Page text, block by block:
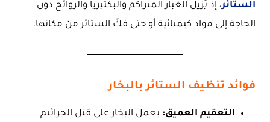
الستائر، إذ يُزيل الغبار المتراكم والبكتيريا والروائح دون
الحاجة إلى مواد كيميائية أو حتى فكّ الستائر من مكانها.
فوائد تنظيف الستائر بالبخار
التعقيم العميق: يعمل البخار على قتل الجراثيم